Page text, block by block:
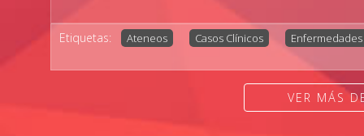
Etiquetas: Ateneos Casos Clínicos
VER MÁS